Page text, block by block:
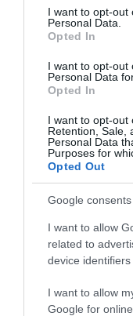
consent section.
I want to opt-out
Personal Data.
Opted In
I want to opt-out
Personal Data
Opted In
I want to opt-out
Retention, Sale,
Personal Data
Purposes for
Opted Out
Google consents
I want to allow
related to
device identifiers
I want to allow
Google for
MIÉRT NEM TEREM
CITRUSOS
VÍZBE VETETT
HASONLÓ ÉRDEKESSÉGEK